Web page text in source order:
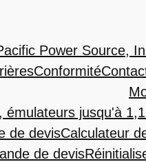
Power Source,
Conformité
émulateurs jusqu'à
de devisCalculateur
de devis